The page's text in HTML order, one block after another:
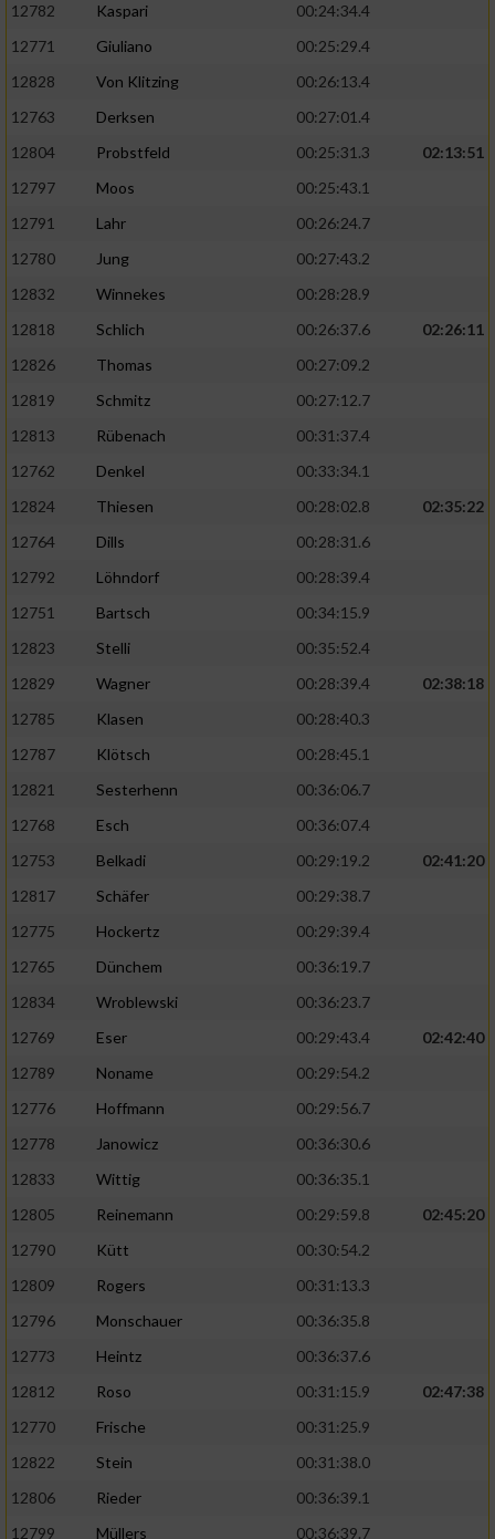
12782
Kaspari
00:24:34.4
12771
Giuliano
00:25:29.4
12828
Von Klitzing
00:26:13.4
12763
Derksen
00:27:01.4
12804
Probstfeld 00:25:31.3
02:13:51
12797
Moos
00:25:43.1
12791
Lahr
00:26:24.7
12780
Jung
00:27:43.2
12832
Winnekes
00:28:28.9
12818
Schlich 00:26:37.6
02:26:11
12826
Thomas
00:27:09.2
12819
Schmitz
00:27:12.7
12813
Rübenach
00:31:37.4
12762
Denkel
00:33:34.1
12824
Thiesen 00:28:02.8
02:35:22
12764
Dills
00:28:31.6
12792
Löhndorf
00:28:39.4
12751
Bartsch
00:34:15.9
12823
Stelli
00:35:52.4
12829
Wagner 00:28:39.4
02:38:18
12785
Klasen
00:28:40.3
12787
Klötsch
00:28:45.1
12821
Sesterhenn
00:36:06.7
12768
Esch
00:36:07.4
12753
Belkadi 00:29:19.2
02:41:20
12817
Schäfer
00:29:38.7
12775
Hockertz
00:29:39.4
12765
Dünchem
00:36:19.7
12834
Wroblewski
00:36:23.7
12769
Eser 00:29:43.4
02:42:40
12789
Noname
00:29:54.2
12776
Hoffmann
00:29:56.7
12778
Janowicz
00:36:30.6
12833
Wittig
00:36:35.1
12805
Reinemann 00:29:59.8
02:45:20
12790
Kütt
00:30:54.2
12809
Rogers
00:31:13.3
12796
Monschauer
00:36:35.8
12773
Heintz
00:36:37.6
12812
Roso 00:31:15.9
02:47:38
12770
Frische
00:31:25.9
12822
Stein
00:31:38.0
12806
Rieder
00:36:39.1
12799
Müllers 00:36:39.7